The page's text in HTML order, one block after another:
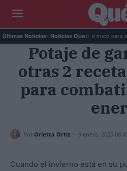
Últimas Noticias- Noticias Que!:
Eyeliner párpados caídos: el truco para que
Potaje de
otras 2
para
Por Orietta Ortiz - 9 enero, 2025
Cuando el invierno está en su